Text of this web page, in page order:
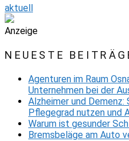
aktuell
Anzeige
NEUESTE
Agenturen im Raum
Unternehmen bei der
Alzheimer und
Pflegegrad nutzen und
Warum ist gesunder
Bremsbeläge am Auto